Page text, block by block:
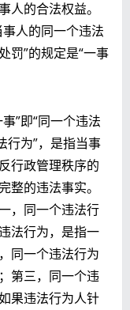
人的合法权益。
人的同一个违法
罚”的规定是“一事
”即“同一个违法
行为”，是指当事
行政管理秩序的
整的违法事实。
，同一个违法行
法行为，是指一
同一个违法行为
第三，同一个违
果违法行为人针